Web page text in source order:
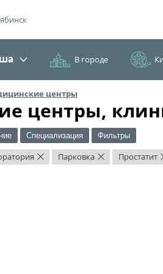
В городе
центры
центры,
Специализация Фильтры
× Парковка × Простатит